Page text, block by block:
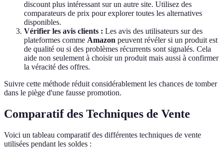
discount plus intéressant sur un autre site. Utilisez des
comparateurs de prix pour explorer toutes les alternatives
disponibles.
Vérifier les avis clients : Les avis des utilisateurs sur des
plateformes comme Amazon peuvent révéler si un produit est
de qualité ou si des problèmes récurrents sont signalés. Cela
aide non seulement à choisir un produit mais aussi à confirmer
la véracité des offres.
Suivre cette méthode réduit considérablement les chances de tomber
dans le piège d'une fausse promotion.
Comparatif des Techniques de Vente
Voici un tableau comparatif des différentes techniques de vente
utilisées pendant les soldes :